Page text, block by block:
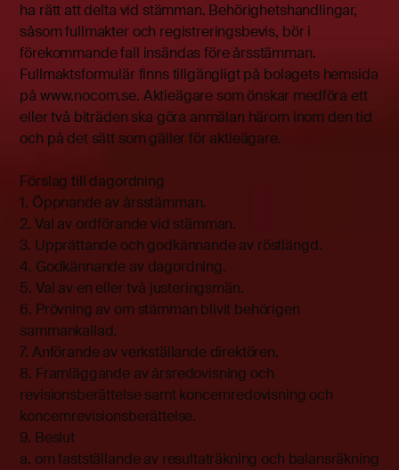
ha rätt att delta vid stämman. Behörighetshandlingar,
såsom fullmakter och registreringsbevis, bör i
förekommande fall insändas före årsstämman.
Fullmaktsformulär finns tillgängligt på bolagets hemsida
på www.nocom.se. Aktieägare som önskar medföra ett
eller två biträden ska göra anmälan härom inom den tid
och på det sätt som gäller för aktieägare.
Förslag till dagordning
1. Öppnande av årsstämman.
2. Val av ordförande vid stämman.
3. Upprättande och godkännande av röstlängd.
4. Godkännande av dagordning.
5. Val av en eller två justeringsmän.
6. Prövning av om stämman blivit behörigen
sammankallad.
7. Anförande av verkställande direktören.
8. Framläggande av årsredovisning och
revisionsberättelse samt koncernredovisning och
koncernrevisionsberättelse.
9. Beslut
a. om fastställande av resultaträkning och balansräkning